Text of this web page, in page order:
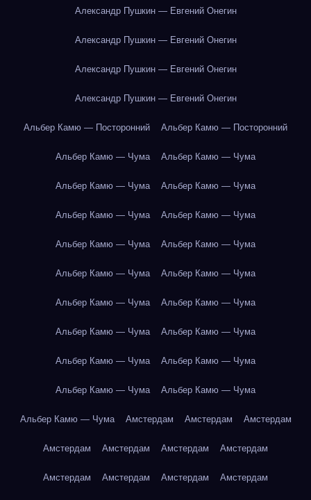
Александр Пушкин — Евгений Онегин
Александр Пушкин — Евгений Онегин
Александр Пушкин — Евгений Онегин
Александр Пушкин — Евгений Онегин
Альбер Камю — Посторонний Альбер Камю — Посторонний
Альбер Камю — Чума Альбер Камю — Чума
Альбер Камю — Чума Альбер Камю — Чума
Альбер Камю — Чума Альбер Камю — Чума
Альбер Камю — Чума Альбер Камю — Чума
Альбер Камю — Чума Альбер Камю — Чума
Альбер Камю — Чума Альбер Камю — Чума
Альбер Камю — Чума Альбер Камю — Чума
Альбер Камю — Чума Альбер Камю — Чума
Альбер Камю — Чума Альбер Камю — Чума
Альбер Камю — Чума Амстердам Амстердам Амстердам
Амстердам Амстердам Амстердам Амстердам
Амстердам Амстердам Амстердам Амстердам